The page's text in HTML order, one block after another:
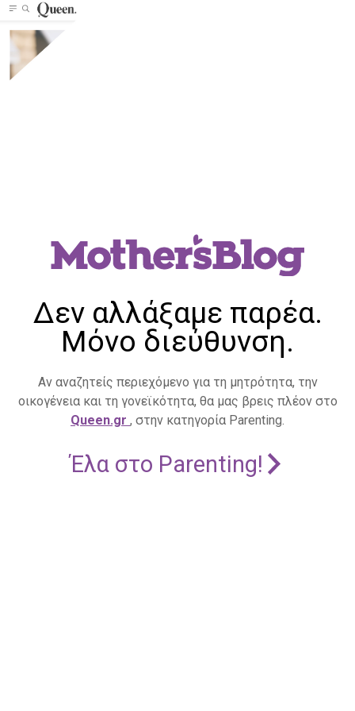
Δεν αλλάξαμε παρέα.
Μόνο διεύθυνση.
Αν αναζητείς περιεχόμενο για τη μητρότητα, την
οικογένεια και τη γονεϊκότητα, θα μας βρεις πλέον στο
Queen.gr , στην κατηγορία Parenting.
Έλα στο Parenting!